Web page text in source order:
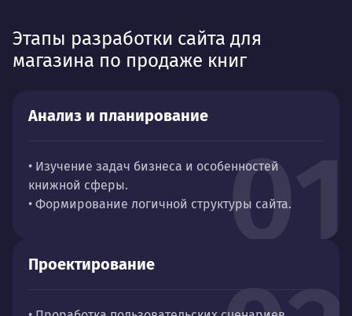
Этапы разработки сайта для
магазина по продаже книг
01
Анализ и планирование
• Изучение задач бизнеса и особенностей
книжной сферы.
• Формирование логичной структуры сайта.
Проектирование